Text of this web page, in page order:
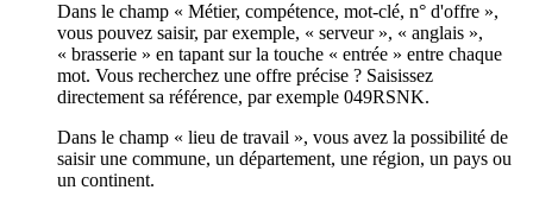
Dans le champ « Métier, compétence, mot-clé, n° d'offre »,
vous pouvez saisir, par exemple, « serveur », « anglais »,
« brasserie » en tapant sur la touche « entrée » entre chaque
mot. Vous recherchez une offre précise ? Saisissez
directement sa référence, par exemple 049RSNK.
Dans le champ « lieu de travail », vous avez la possibilité de
saisir une commune, un département, une région, un pays ou
un continent.